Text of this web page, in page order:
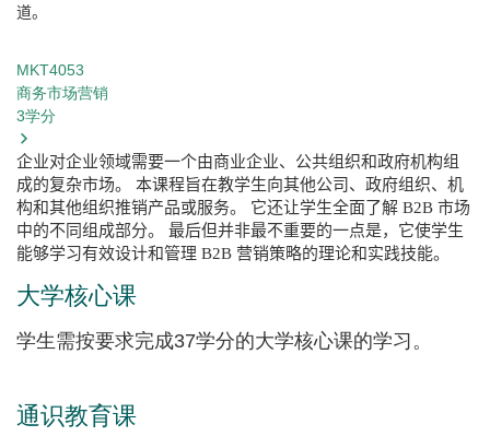
道。
MKT4053
商务市场营销
3学分
企业对企业领域需要一个由商业企业、公共组织和政府机构组
成的复杂市场。
本课程旨在教学生向其他公司、政府组织、机
构和其他组织推销产品或服务。
它还让学生全面了解 B2B 市场
中的不同组成部分。
最后但并非最不重要的一点是，它使学生
能够学习有效设计和管理 B2B 营销策略的理论和实践技能。
大学核心课
学生需按要求完成37学分的大学核心课的学习。
通识教育课